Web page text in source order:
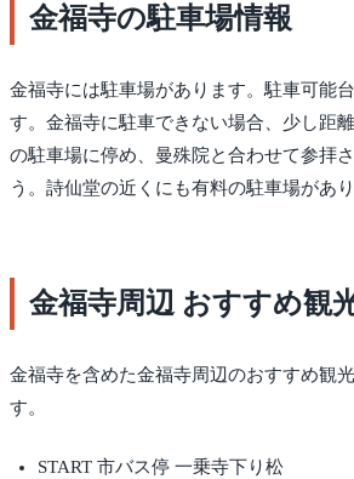
金福寺の駐車場情報
金福寺には駐車場があります。駐車可能
す。金福寺に駐車できない場合、少し距
の駐車場に停め、曼殊院と合わせて参拝
う。詩仙堂の近くにも有料の駐車場があり
金福寺周辺 おすすめ観
金福寺を含めた金福寺周辺のおすすめ観
す。
START 市バス停 一乗寺下り松